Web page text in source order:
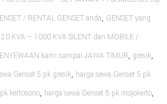
/ RENTAL GENSET anda, GENSET yang
KVA – 1000 KVA SILENT dan MOBILE /
kami sampai JAWA TIMUR, gresik,
Genset 5 pk gresik, harga sewa Genset 5 pk
kertosono, harga sewa Genset 5 pk mojokerto,